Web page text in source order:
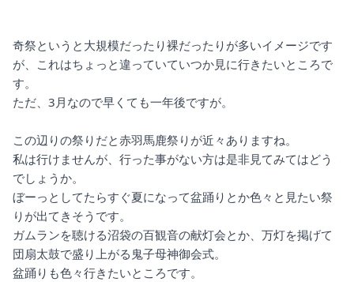
奇祭というと大規模だったり裸だったりが多いイメージです
が、これはちょっと違っていていつか見に行きたいところで
す。
ただ、3月なので早くても一年後ですが。
この辺りの祭りだと赤羽馬鹿祭りが近々ありますね。
私は行けませんが、行った事がない方は是非見てみてはどう
でしょうか。
ぼーっとしてたらすぐ夏になって盆踊りとか色々と見たい祭
りが出てきそうです。
ガムランを聴ける沼袋の百観音の献灯会とか、万灯を掲げて
団扇太鼓で盛り上がる鬼子母神御会式。
盆踊りも色々行きたいところです。